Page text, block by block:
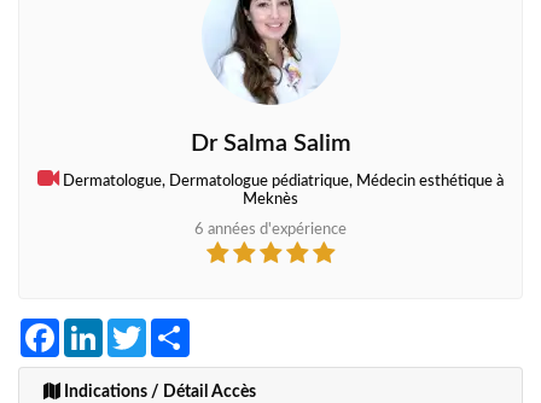
Dr Salma Salim
Dermatologue, Dermatologue pédiatrique, Médecin esthétique à
Meknès
6 années d'expérience
FacebookLinkedInTwitter
Indications / Détail Accès